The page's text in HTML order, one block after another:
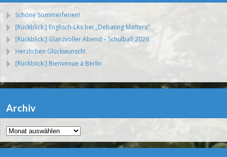
Schöne Sommerferien!
[Rückblick:] Englisch-LKs bei „Debating Matters“
[Rückblick:] Glanzvoller Abend – Schulball 2026
Herzlichen Glückwunsch!
[Rückblick:] Bienvenue à Berlin
Archiv
Archiv